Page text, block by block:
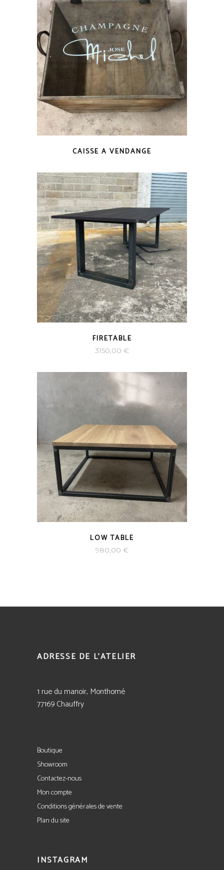
CAISSE A VENDANGE
FIRETABLE
3150,00 €
LOW TABLE
980,00 €
ADRESSE DE L'ATELIER
1 rue du manoir, Monthomé
77169 Chauffry
Boutique
Showroom
Contactez-nous
Mon compte
Conditions générales de vente
Plan du site
INSTAGRAM